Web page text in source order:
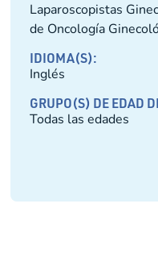
Laparoscopistas
de Oncología
IDIOMA(S):
Inglés
GRUPO(S) DE EDAD
Todas las edades